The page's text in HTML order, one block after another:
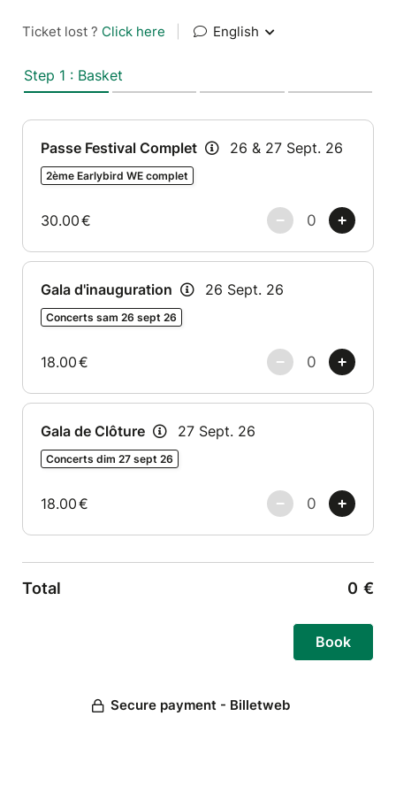
Ticket lost ? Click here English
Step 1 : Basket
Passe Festival Complet 26 & 27 Sept. 26
2ème Earlybird WE complet
30.00€
Gala d'inauguration 26 Sept. 26
Concerts sam 26 sept 26
18.00€
Gala de Clôture 27 Sept. 26
Concerts dim 27 sept 26
18.00€
Total 0 €
Secure payment - Billetweb